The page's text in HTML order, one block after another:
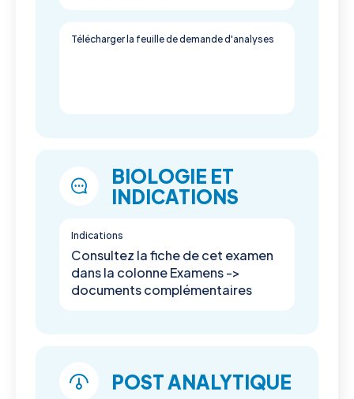
Télécharger la feuille de demande d'analyses
BIOLOGIE ET
INDICATIONS
Indications
Consultez la fiche de cet examen
dans la colonne Examens ->
documents complémentaires
POST ANALYTIQUE